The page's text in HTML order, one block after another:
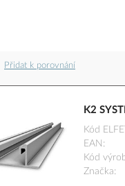
Přidat k porovnání
K2
Kód
EAN
Kód
Značka